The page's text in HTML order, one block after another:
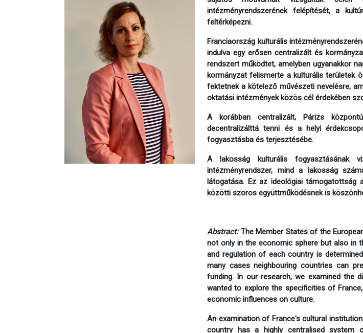
intézményrendszerének felépítését, a
feltérképezni.
Franciaország kulturális
indulva egy erősen centralizált és
rendszert működtet, amelyben ugyanakkor
kormányzat felismerte a kulturális területek
fektetnek a kötelező művészeti nevelésre,
oktatási intézmények közös cél érdekében
A korábban centralizált, Párizs
decentralizálttá tenni és a helyi
fogyasztásba és terjesztésébe.
A lakosság kulturális fogyasztásának
intézményrendszer, mind a lakosság
látogatása. Ez az ideológiai támogatottság
közötti szoros együttműködésnek is
Abstract:The Member States of the
not only in the economic sphere but also in
and regulation of each country is
many cases neighbouring countries can
funding. In our research, we examined the
wanted to explore the specificities of
economic influences on culture.
An examination of France's cultural
country has a highly centralised system